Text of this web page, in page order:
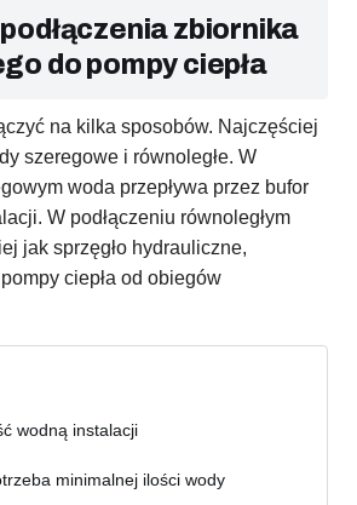
zbiornika
do pompy ciepła
na kilka sposobów. Najczęściej
szeregowe i równoległe. W
woda przepływa przez bufor
W podłączeniu równoległym
jak sprzęgło hydrauliczne,
ciepła od obiegów
wodną instalacji
minimalnej ilości wody